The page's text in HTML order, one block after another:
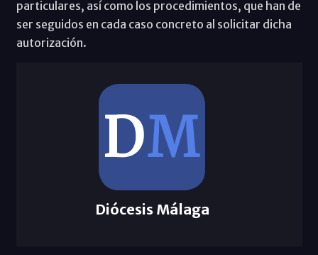
particulares, así como los procedimientos, que han de
ser seguidos en cada caso concreto al solicitar dicha
autorización.
Diócesis Málaga